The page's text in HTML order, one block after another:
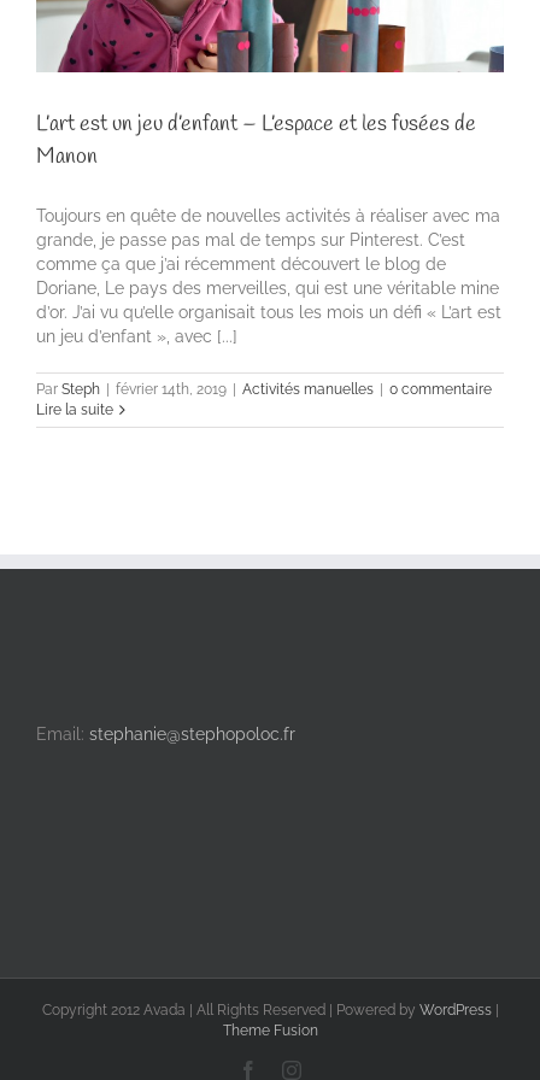
L’art est un jeu d’enfant – L’espace et les fusées de
Manon
Toujours en quête de nouvelles activités à réaliser avec ma
grande, je passe pas mal de temps sur Pinterest. C’est
comme ça que j’ai récemment découvert le blog de
Doriane, Le pays des merveilles, qui est une véritable mine
d’or. J’ai vu qu’elle organisait tous les mois un défi « L’art est
un jeu d’enfant », avec [...]
Par Steph | février 14th, 2019 | Activités manuelles | 0 commentaire
Lire la suite
Email: stephanie@stephopoloc.fr
Copyright 2012 Avada | All Rights Reserved | Powered by WordPress|
Theme Fusion
FacebookInstagram